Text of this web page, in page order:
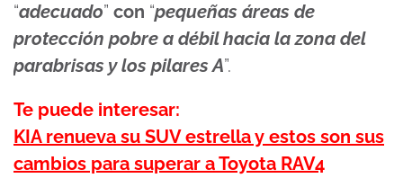
“adecuado” con “pequeñas áreas de
protección pobre a débil hacia la zona del
parabrisas y los pilares A”.
Te puede interesar:
KIA renueva su SUV estrella y estos son sus
cambios para superar a Toyota RAV4